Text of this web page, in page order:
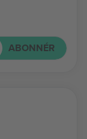
ABONNÉR